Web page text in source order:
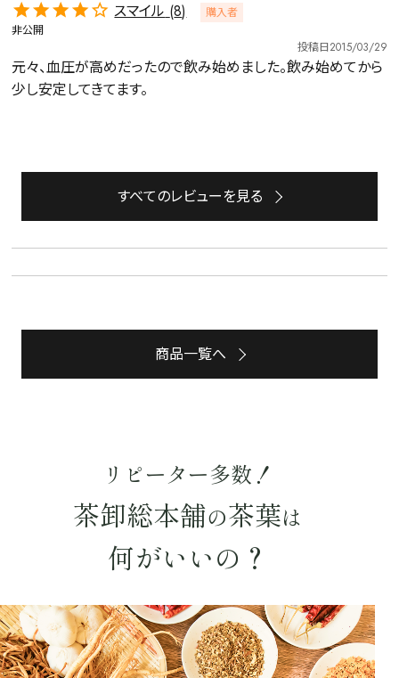
キーワードで探す
水出しお試しルイボスカモミール仙鶴草深蒸し茶業務用大容量
〜
緑茶
容量を選択
100g
検索
スマイル 8
購入者
非公開
投稿日2015/03/29
元々、血圧が高めだったので飲み始めました。飲み始めてから
少し安定してきてます。
すべてのレビューを見る
商品一覧へ
リピーター多数！
茶卸総本舗の茶葉は
何がいいの？